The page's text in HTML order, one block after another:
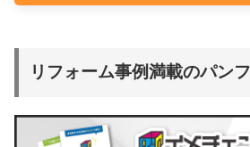
リフォーム事例満載のパン